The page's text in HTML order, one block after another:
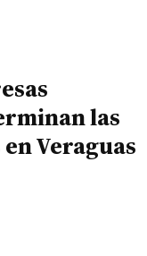
las
Veraguas